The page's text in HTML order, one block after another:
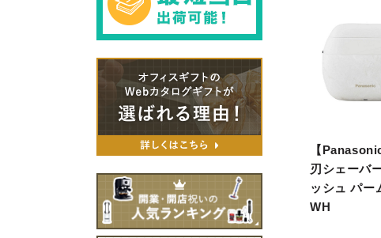
【
刃シェーバ
ッシュ パー
WH